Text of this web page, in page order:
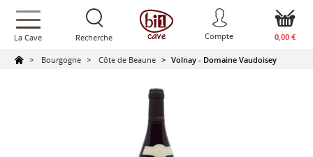
text.skipToContent
text.skipToNavigation
La Cave Recherche Compte 0,00 €
Bourgogne Côte de Beaune Volnay - Domaine Vaudoisey